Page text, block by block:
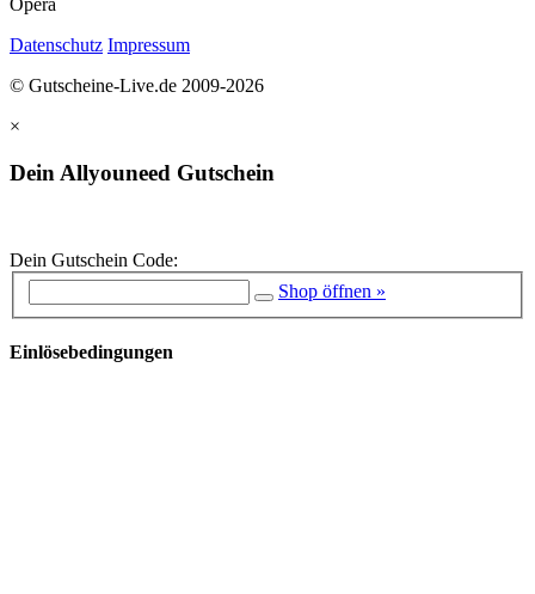
Opera
Datenschutz Impressum
© Gutscheine-Live.de 2009-2026
×
Dein Allyouneed Gutschein
Dein Gutschein Code:
Shop öffnen »
Einlösebedingungen